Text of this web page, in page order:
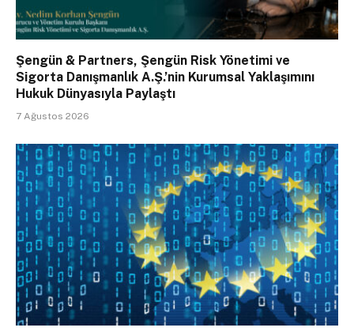
Şengün & Partners, Şengün Risk Yönetimi ve
Sigorta Danışmanlık A.Ş.’nin Kurumsal Yaklaşımını
Hukuk Dünyasıyla Paylaştı
7 Ağustos 2026